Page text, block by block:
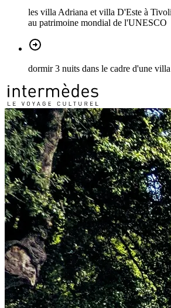
les villa Adriana et villa D'Este à
au patrimoine mondial de l'UNESCO
dormir 3 nuits dans le cadre d'une